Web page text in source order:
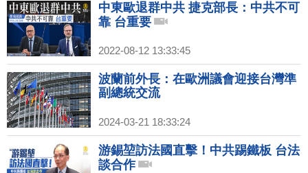
中東歐退群中共 捷克部長：中共不可
靠 台重要
2022-08-12 13:33:45
波蘭前外長：在歐洲議會迎接台灣準
副總統交流
2024-03-21 18:33:24
游錫堃訪法國直擊！中共踢鐵板 台法
談合作